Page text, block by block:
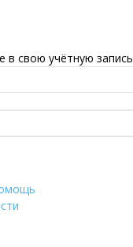
свою учётную запись